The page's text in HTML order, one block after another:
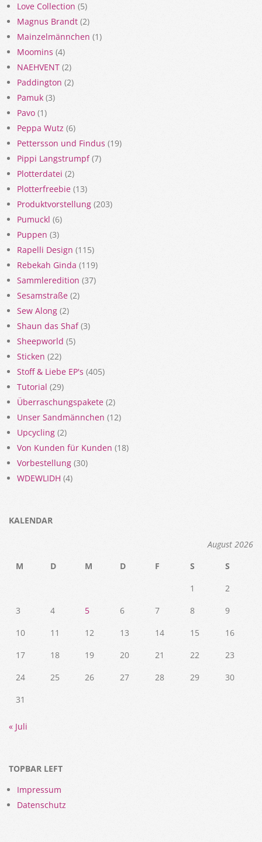
Love Collection (5)
Magnus Brandt (2)
Mainzelmännchen (1)
Moomins (4)
NAEHVENT (2)
Paddington (2)
Pamuk (3)
Pavo (1)
Peppa Wutz (6)
Pettersson und Findus (19)
Pippi Langstrumpf(7)
Plotterdatei (2)
Plotterfreebie (13)
Produktvorstellung (203)
Pumuckl (6)
Puppen (3)
Rapelli Design (115)
Rebekah Ginda (119)
Sammleredition (37)
Sesamstraße (2)
Sew Along (2)
Shaun das Shaf(3)
Sheepworld (5)
Sticken (22)
Stoff & Liebe EP's (405)
Tutorial (29)
Überraschungspakete (2)
Unser Sandmännchen (12)
Upcycling (2)
Von Kunden für Kunden (18)
Vorbestellung (30)
WDEWLIDH (4)
KALENDAR
August 2026
M
D M D F S
S
1
2
3
4 5 6 7 8
9
10
11 12 13 14 15
16
17
18 19 20 21 22
23
24
25 26 27 28 29
30
31
« Juli
TOPBAR LEFT
Impressum
Datenschutz